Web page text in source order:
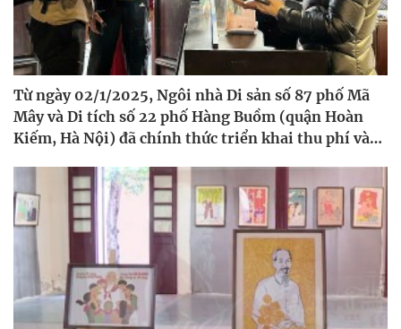
Từ ngày 02/1/2025, Ngôi nhà Di sản số 87 phố Mã
Mây và Di tích số 22 phố Hàng Buồm (quận Hoàn
Kiếm, Hà Nội) đã chính thức triển khai thu phí vào